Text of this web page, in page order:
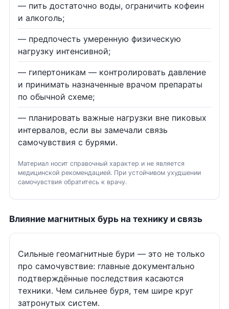
— пить достаточно воды, ограничить кофеин
и алкоголь;
— предпочесть умеренную физическую
нагрузку интенсивной;
— гипертоникам — контролировать давление
и принимать назначенные врачом препараты
по обычной схеме;
— планировать важные нагрузки вне пиковых
интервалов, если вы замечали связь
самочувствия с бурями.
Материал носит справочный характер и не является
медицинской рекомендацией. При устойчивом ухудшении
самочувствия обратитесь к врачу.
Влияние магнитных бурь на технику и связь
Сильные геомагнитные бури — это не только
про самочувствие: главные документально
подтверждённые последствия касаются
техники. Чем сильнее буря, тем шире круг
затронутых систем.